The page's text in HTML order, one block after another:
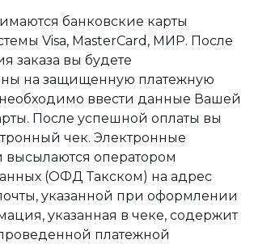
банковские карты
Visa, MasterCard, МИР. После
заказа вы будете
на защищенную платежную
ввести данные Вашей
После успешной оплаты вы
чек. Электронные
высылаются оператором
(ОФД Такском) на адрес
указанной при оформлении
указанная в чеке, содержит
платежной